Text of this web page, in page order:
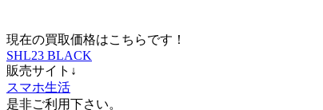
現在の買取価格はこちらです！
SHL23 BLACK
販売サイト↓
スマホ生活
是非ご利用下さい。